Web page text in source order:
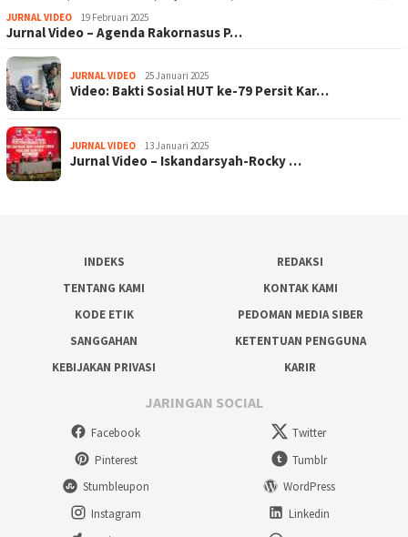
JURNAL VIDEO 19 Februari 2025
Jurnal Video – Agenda Rakornasus P…
JURNAL VIDEO 25 Januari 2025
Video: Bakti Sosial HUT ke-79 Persit Kar…
JURNAL VIDEO 13 Januari 2025
Jurnal Video – Iskandarsyah-Rocky …
INDEKS
REDAKSI
TENTANG KAMI
KONTAK KAMI
KODE ETIK
PEDOMAN MEDIA SIBER
SANGGAHAN
KETENTUAN PENGGUNA
KEBIJAKAN PRIVASI
KARIR
JARINGAN SOCIAL
Facebook
Twitter
Pinterest
Tumblr
Stumbleupon
WordPress
Instagram
Linkedin